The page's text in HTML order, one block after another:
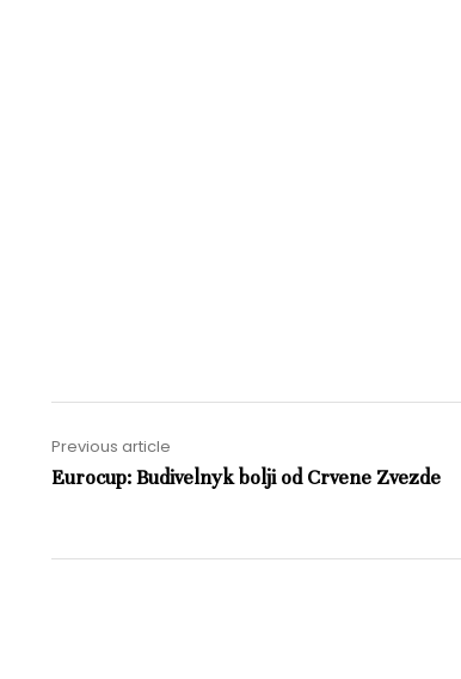
Previous article
Eurocup: Budivelnyk bolji od Crvene Zvezde